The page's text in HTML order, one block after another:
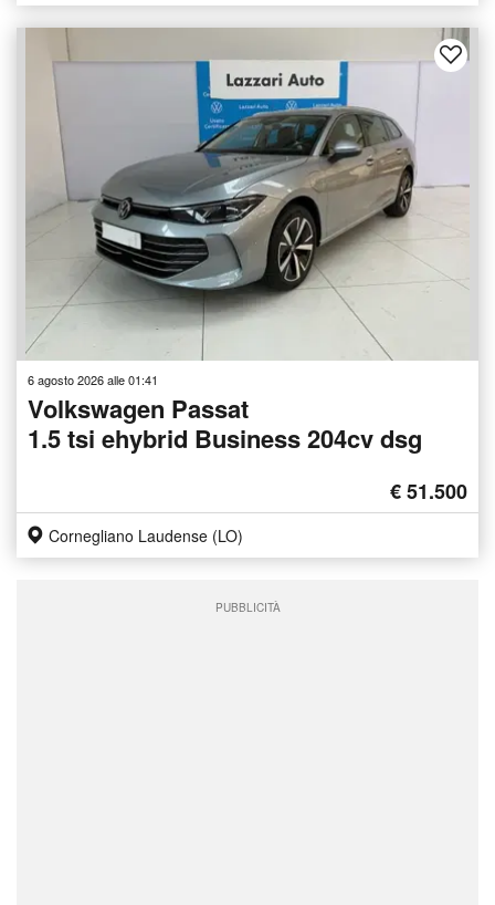
6 agosto 2026 alle 01:41
Volkswagen Passat
1.5 tsi ehybrid Business 204cv dsg
€ 51.500
Cornegliano Laudense (LO)
PUBBLICITÀ